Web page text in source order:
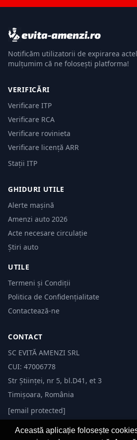
Notificăm utilizatorii de expirarea
mulțumim că ne folosești platforma!
VERIFICĂRI
Verificare ITP
Verificare RCA
Verificare rovinieta
Verificare licență ARR
Stații ITP
GHIDURI UTILE
Alerte mașină
Amenzi auto 2026
Acte necesare circulație
Știri auto
UTILE
Termeni și Condiții
Politica de Confidențialitate
Contactează-ne
CONTACT
SC EVITĂ AMENZI SRL
CUI: 47006778
Str Științei, nr 5, bl.D41, et 3
Timișoara, România
[email protected]
Această aplicație folosește